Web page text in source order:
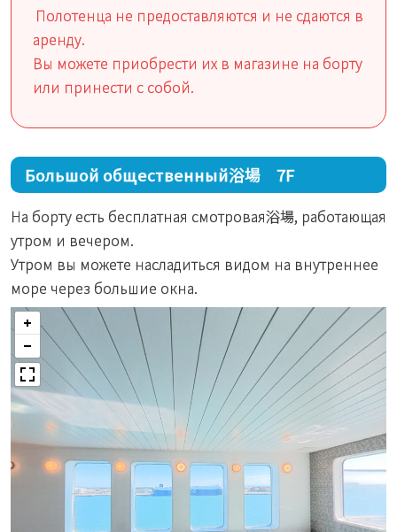
Полотенца не предоставляются и не сдаются в
аренду.
Вы можете приобрести их в магазине на борту
или принести с собой.
Большой общественный浴場 7F
На борту есть бесплатная смотровая浴場, работающая
утром и вечером.
Утром вы можете насладиться видом на внутреннее
море через большие окна.